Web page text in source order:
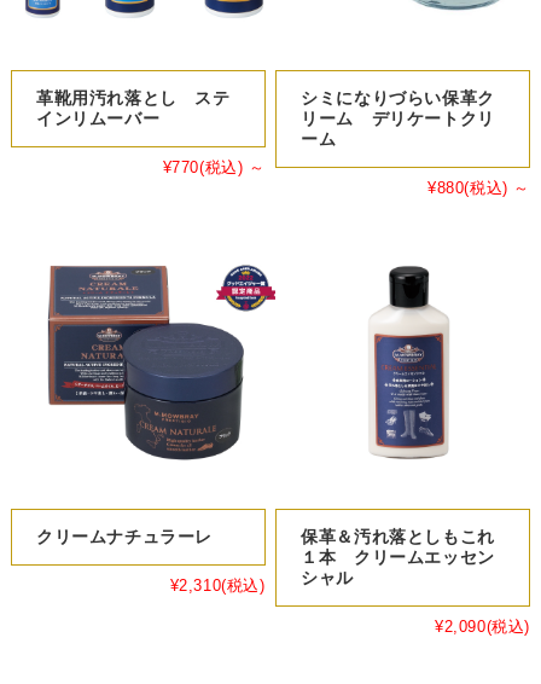
革靴用汚れ落とし ステ
インリムーバー
¥770(税込) ～
シミになりづらい保革ク
リーム デリケートクリ
ーム
¥880(税込) ～
クリームナチュラーレ
¥2,310(税込)
保革＆汚れ落としもこれ
１本 クリームエッセン
シャル
¥2,090(税込)